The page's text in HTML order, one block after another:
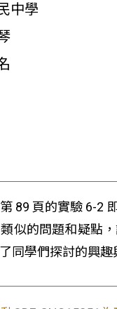
中學
89 頁的實驗 6-2
似的問題和疑點
同學們探討的興趣